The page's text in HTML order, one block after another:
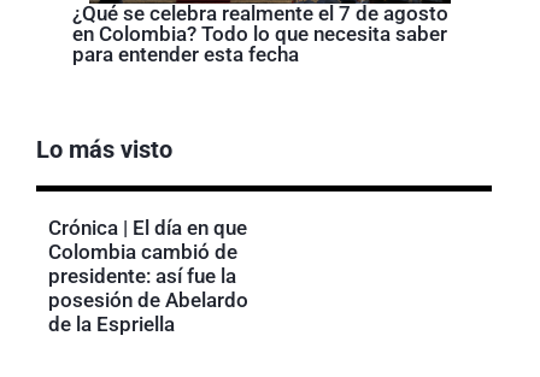
¿Qué se celebra realmente el 7 de agosto
en Colombia? Todo lo que necesita saber
para entender esta fecha
Lo más visto
Crónica | El día en que
Colombia cambió de
presidente: así fue la
posesión de Abelardo
de la Espriella